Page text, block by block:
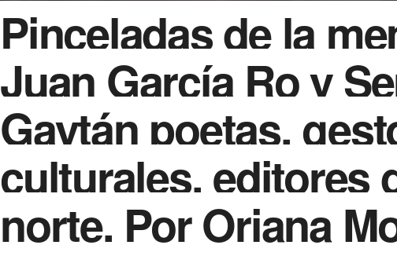
Pinceladas de la
Juan García Ro y
Gaytán poetas,
culturales, editores
norte. Por Oriana